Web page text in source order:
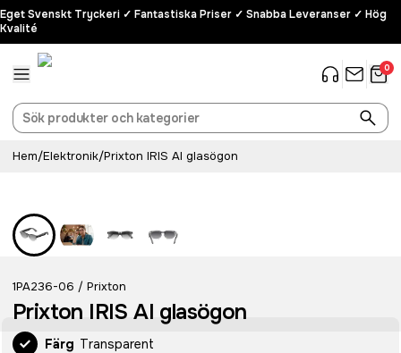
Eget Svenskt Tryckeri ✓ Fantastiska Priser ✓ Snabba Leveranser ✓ Hög
Kvalité
0
Hem/Elektronik/Prixton IRIS AI glasögon
1PA236-06 / Prixton
Prixton IRIS AI glasögon
Färg Transparent